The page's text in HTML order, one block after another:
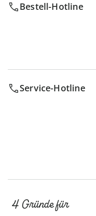
Bestell-Hotline
Service-Hotline
4 Gründe für